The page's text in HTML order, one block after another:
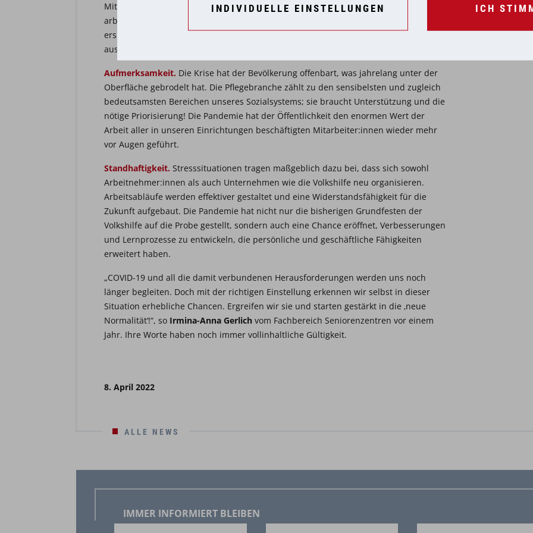
Mitarbeiter:innen in der Zentrale die Möglichkeit einzuräumen, von zuhause aus zu
arbeiten und sich durch Online-Meetings lange Anfahrtswege zu Konferenzorten zu
ersparen – das Digitale hat seinen potentiellen Wert und seine Vorteile voll
ausgeschöpft.
Aufmerksamkeit. Die Krise hat der Bevölkerung offenbart, was jahrelang unter der
Oberfläche gebrodelt hat. Die Pflegebranche zählt zu den sensibelsten und zugleich
bedeutsamsten Bereichen unseres Sozialsystems; sie braucht Unterstützung und die
nötige Priorisierung! Die Pandemie hat der Öffentlichkeit den enormen Wert der
Arbeit aller in unseren Einrichtungen beschäftigten Mitarbeiter:innen wieder mehr
vor Augen geführt.
Standhaftigkeit. Stresssituationen tragen maßgeblich dazu bei, dass sich sowohl
Arbeitnehmer:innen als auch Unternehmen wie die Volkshilfe neu organisieren.
Arbeitsabläufe werden effektiver gestaltet und eine Widerstandsfähigkeit für die
Zukunft aufgebaut. Die Pandemie hat nicht nur die bisherigen Grundfesten der
Volkshilfe auf die Probe gestellt, sondern auch eine Chance eröffnet, Verbesserungen
und Lernprozesse zu entwickeln, die persönliche und geschäftliche Fähigkeiten
erweitert haben.
„COVID-19 und all die damit verbundenen Herausforderungen werden uns noch
länger begleiten. Doch mit der richtigen Einstellung erkennen wir selbst in dieser
Situation erhebliche Chancen. Ergreifen wir sie und starten gestärkt in die ‚neue
Normalität‘!“, so Irmina-Anna Gerlich vom Fachbereich Seniorenzentren vor einem
Jahr. Ihre Worte haben noch immer vollinhaltliche Gültigkeit.
8. April 2022
ALLE NEWS
IMMER INFORMIERT BLEIBEN
INDIVIDUELLE EINSTELLUNGEN ICH